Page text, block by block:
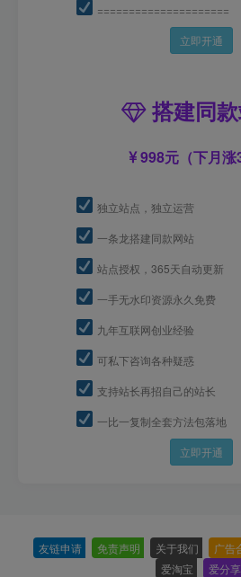
=====================
立即开通
搭建同
998元（下月涨
独立站点，独立运营
一条龙搭建同款网站
站点授权，365天自动更新
一手无水印资源永久免费
九年互联网创业经验
可私下咨询各种疑惑
支持站长再招自己的站长
一比一复制全套方法包落地
立即开通
友链申请 免责声明 关于我们 广告
爱淘宝
爱分享